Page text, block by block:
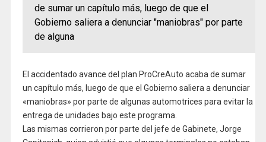
de sumar un capítulo más, luego de que el
Gobierno saliera a denunciar "maniobras" por parte
de alguna
El accidentado avance del plan ProCreAuto acaba de sumar
un capítulo más, luego de que el Gobierno saliera a denunciar
«maniobras» por parte de algunas automotrices para evitar la
entrega de unidades bajo este programa.
Las mismas corrieron por parte del jefe de Gabinete, Jorge